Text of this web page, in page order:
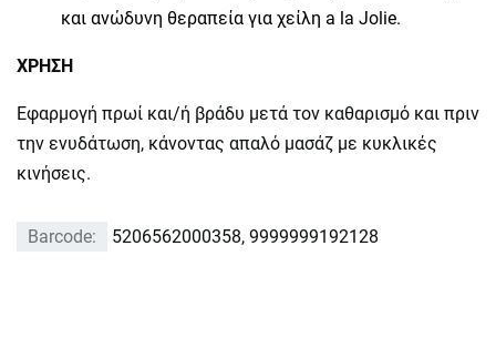
και ανώδυνη θεραπεία για χείλη a la Jolie.
ΧΡΗΣΗ
Εφαρμογή πρωί και/ή βράδυ μετά τον καθαρισμό και πριν
την ενυδάτωση, κάνοντας απαλό μασάζ με κυκλικές
κινήσεις.
Barcode: 5206562000358, 9999999192128